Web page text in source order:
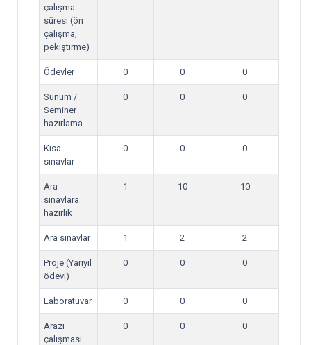
çalışma
süresi (ön
çalışma,
pekiştirme)
Ödevler 0 0 0
Sunum /
Seminer
hazırlama
0 0 0
Kısa
sınavlar
0 0 0
Ara
sınavlara
hazırlık
1 10 10
Ara sınavlar 1 2 2
Proje (Yarıyıl
ödevi)
0 0 0
Laboratuvar 0 0 0
Arazi
çalışması
0 0 0